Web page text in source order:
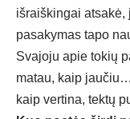
išraiškingai atsakė,
pasakymas tapo
Svajoju apie tokių
matau, kaip
kaip vertina, tektų